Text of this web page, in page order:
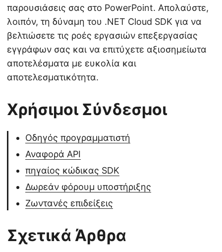
παρουσιάσεις σας στο PowerPoint. Απολαύστε,
λοιπόν, τη δύναμη του .NET Cloud SDK για να
βελτιώσετε τις ροές εργασιών επεξεργασίας
εγγράφων σας και να επιτύχετε αξιοσημείωτα
αποτελέσματα με ευκολία και
αποτελεσματικότητα.
Χρήσιμοι Σύνδεσμοι
Οδηγός προγραμματιστή
Αναφορά API
πηγαίος κώδικας SDK
Δωρεάν φόρουμ υποστήριξης
Ζωντανές επιδείξεις
Σχετικά Άρθρα